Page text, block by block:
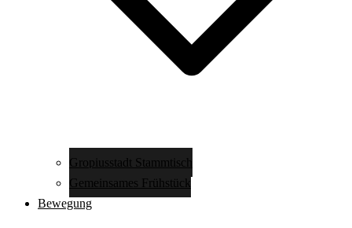
Gropiusstadt Stammtisch
Gemeinsames Frühstück
Bewegung